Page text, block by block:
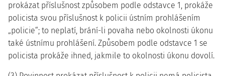
prokázat příslušnost způsobem podle odstavce 1, prokáže
policista svou příslušnost k policii ústním prohlášením
„policie“; to neplatí, brání-li povaha nebo okolnosti úkonu
také ústnímu prohlášení. Způsobem podle odstavce 1 se
policista prokáže ihned, jakmile to okolnosti úkonu dovolí.